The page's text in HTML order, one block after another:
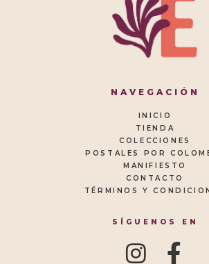
NAVEGACIÓN
INICIO
TIENDA
COLECCIONES
POSTALES POR
MANIFIESTO
CONTACTO
TÉRMINOS Y
SÍGUENOS EN